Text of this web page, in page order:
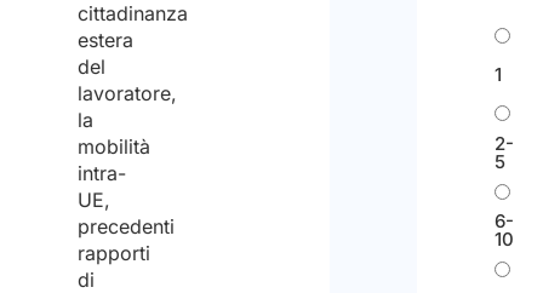
cittadinanza
estera
del
lavoratore,
la
mobilità
intra-
UE,
precedenti
rapporti
di
1
2-
5
6-
10